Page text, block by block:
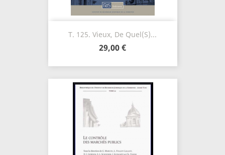
T. 125. Vieux, De Quel(s)...
29,00 €